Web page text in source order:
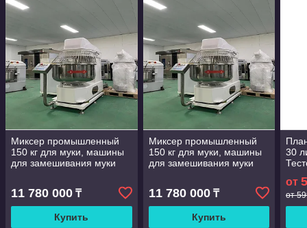
Миксер промышленный
150 кг для муки, машины
для замешивания муки
11 780 000 ₸
Купить
Миксер промышленный
150 кг для муки, машины
для замешивания муки
11 780 000₸
Купить
30
от
от